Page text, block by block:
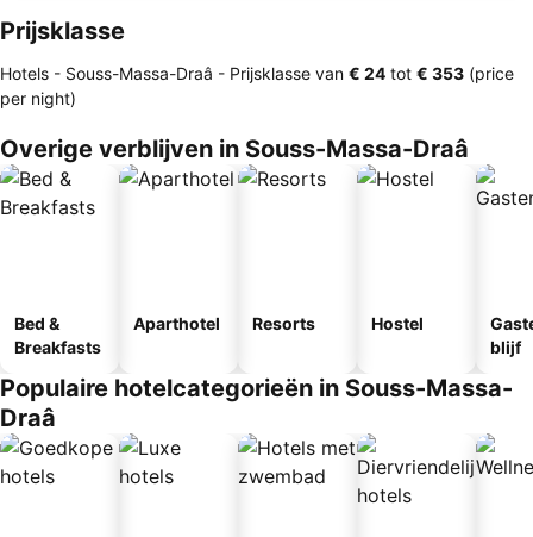
Prijsklasse
Hotels - Souss-Massa-Draâ - Prijsklasse van ‎€ 24 tot ‎€ 353 (price
per night)
Overige verblijven in Souss-Massa-Draâ
Bed &
Breakfasts
Aparthotel Resorts Hostel
blijf
Populaire hotelcategorieën in Souss-Massa-
Draâ